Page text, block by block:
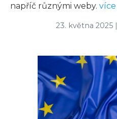
napříč různými weby. více
23. května 2025|